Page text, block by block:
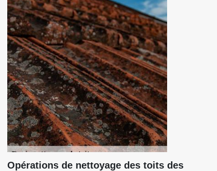
Opérations de nettoyage des toits des